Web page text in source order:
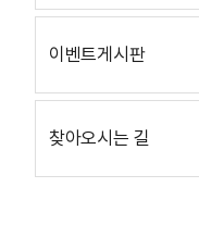
이벤트게시판
찾아오시는 길